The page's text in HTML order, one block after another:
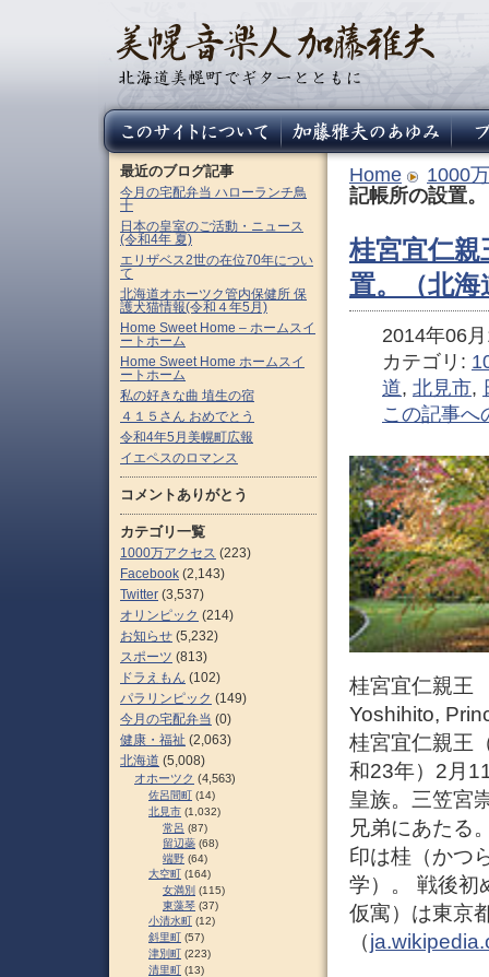
Home
1000
記帳所の設置
桂宮宜仁
置。（北海
2014年06
カテゴリ:
道, 北見市,
この記事へ
桂宮宜仁親王
Yoshihito,
桂宮宜仁親王
和23年）2月
皇族。三笠宮
兄弟にあたる
印は桂（かつ
学）。 戦後初
仮寓）は東京
（
最近のブログ記事
今月の宅配弁当 ハローランチ鳥
十
日本の皇室のご活動・ニュース
(令和4年 夏)
エリザベス2世の在位70年につい
て
北海道オホーツク管内保健所 保
護犬猫情報(令和４年5月)
Home Sweet Home – ホームスイ
ートホーム
Home Sweet Home ホームスイ
ートホーム
私の好きな曲 埴生の宿
４１５さん おめでとう
令和4年5月美幌町広報
イエペスのロマンス
コメントありがとう
カテゴリ一覧
1000万アクセス (223)
Facebook (2,143)
Twitter (3,537)
オリンピック (214)
お知らせ (5,232)
スポーツ (813)
ドラえもん (102)
パラリンピック (149)
今月の宅配弁当 (0)
健康・福祉 (2,063)
北海道 (5,008)
オホーツク (4,563)
佐呂間町 (14)
北見市 (1,032)
常呂 (87)
留辺蘂 (68)
端野 (64)
大空町 (164)
女満別 (115)
東藻琴 (37)
小清水町 (12)
斜里町 (57)
津別町 (223)
清里町 (13)